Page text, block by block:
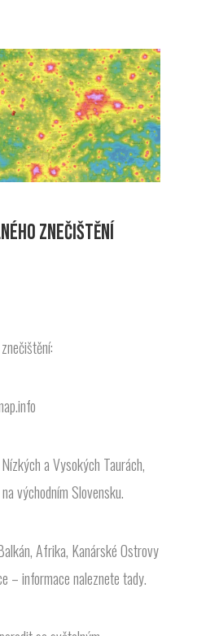
ZNEČIŠTĚNÍ
a Vysokých Taurách,
východním Slovensku.
Afrika, Kanárské Ostrovy
– informace naleznete tady.